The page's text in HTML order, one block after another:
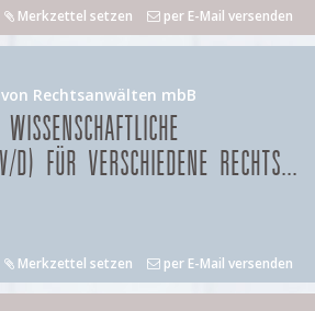
Merkzettel setzen per E-Mail versenden
Rechtsanwälten mbB
FÜR VERSCHIEDENE RECHTS...
Merkzettel setzen per E-Mail versenden